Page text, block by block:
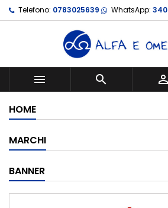
Telefono: 0783025639 WhatsApp:
  
HOME
MARCHI
BANNER